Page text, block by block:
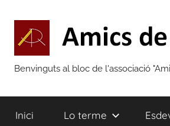
contingut
Amics
de
Benvinguts al bloc de l'associació
Inici Lo terme